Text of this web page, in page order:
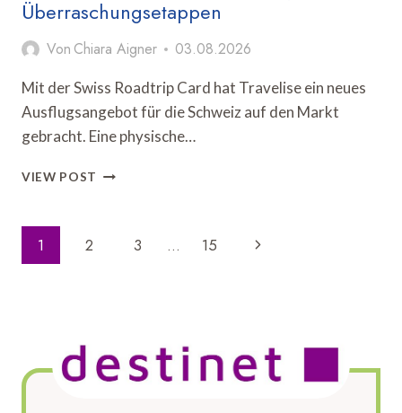
Überraschungsetappen
Von Chiara Aigner 03.08.2026
Mit der Swiss Roadtrip Card hat Travelise ein neues
Ausflugsangebot für die Schweiz auf den Markt
gebracht. Eine physische…
VIEW POST TRAVELISE
Seitennavigation
1 2 3 … 15
Nächste